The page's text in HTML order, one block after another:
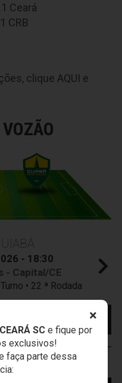
×
SCe fique por
exclusivos!
faça parte dessa
Ceará
CRB
clique AQUI e
VOZÃO
- 18:30
- Capital/CE
• 22 ª Rodada
INGRESSO